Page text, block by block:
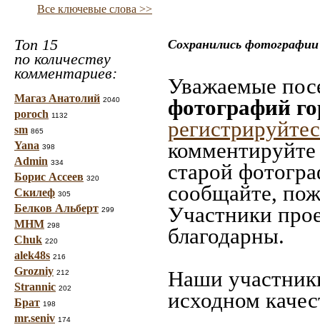
Все ключевые слова >>
Топ 15
по количеству
комментариев:
Магаз Анатолий 2040
poroch 1132
sm 865
Yana 398
Admin 334
Борис Ассеев 320
Скилеф 305
Белков Альберт 299
МНМ 298
Chuk 220
alek48s 216
Grozniy 212
Strannic 202
Брат 198
mr.seniv 174
Сохранились
Уважаемые
фотографий
старой
сообщайте,
Участники
благодарны.
Наши
исходном